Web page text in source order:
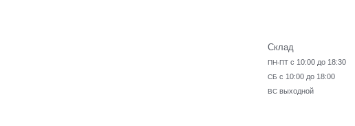
Склад
ПН-ПТ с 10:00 до 18:30
СБ с 10:00 до 18:00
ВС выходной